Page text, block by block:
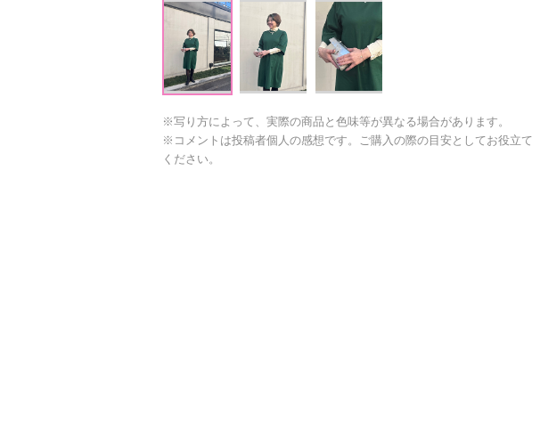
※写り方によって、実際の商品と色味等が異なる場合があります。
※コメントは投稿者個人の感想です。ご購入の際の目安としてお役立て
ください。